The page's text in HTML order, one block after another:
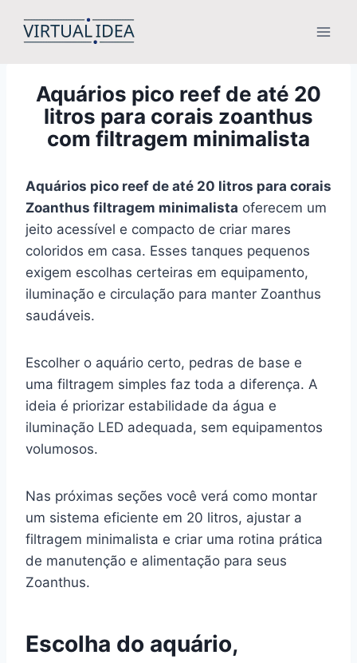
para
Aquários pico reef de até 20
litros para corais zoanthus
com filtragem minimalista
Aquários pico reef de até 20 litros para corais
Zoanthus filtragem minimalista oferecem um
jeito acessível e compacto de criar mares
coloridos em casa. Esses tanques pequenos
exigem escolhas certeiras em equipamento,
iluminação e circulação para manter Zoanthus
saudáveis.
Escolher o aquário certo, pedras de base e
uma filtragem simples faz toda a diferença. A
ideia é priorizar estabilidade da água e
iluminação LED adequada, sem equipamentos
volumosos.
Nas próximas seções você verá como montar
um sistema eficiente em 20 litros, ajustar a
filtragem minimalista e criar uma rotina prática
de manutenção e alimentação para seus
Zoanthus.
Escolha do aquário,